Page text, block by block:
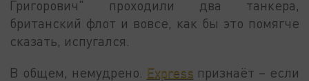
Григорович" проходили два танкера,
британский флот и вовсе, как бы это помягче
сказать, испугался.
В общем, немудрено. Express признаёт – если